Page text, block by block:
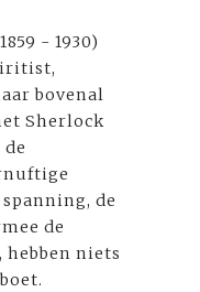
- 1930)
bovenal
Sherlock
de
de
niets